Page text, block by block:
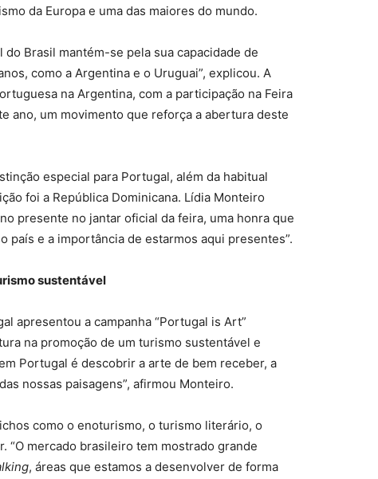
da Europa e uma das maiores do mundo.
Brasil mantém-se pela sua capacidade de
como a Argentina e o Uruguai”, explicou. A
na Argentina, com a participação na Feira
ano, um movimento que reforça a abertura deste
especial para Portugal, além da habitual
foi a República Dominicana. Lídia Monteiro
presente no jantar oficial da feira, uma honra que
país e a importância de estarmos aqui presentes”.
sustentável
apresentou a campanha “Portugal is Art”
na promoção de um turismo sustentável e
Portugal é descobrir a arte de bem receber, a
nossas paisagens”, afirmou Monteiro.
como o enoturismo, o turismo literário, o
mercado brasileiro tem mostrado grande
, áreas que estamos a desenvolver de forma